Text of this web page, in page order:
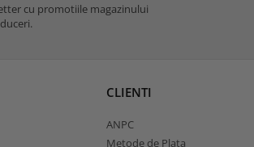
cu promotiile magazinului
CLIENTI
ANPC
Metode de Plata